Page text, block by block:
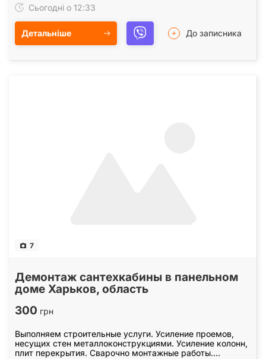
Сьогодні о 12:33
Детальніше До записника
7
Демонтаж сантехкабины в панельном
доме Харьков, область
300 грн
Выполняем строительные услуги. Усиление проемов,
несущих стен металлоконструкциями. Усиление колонн,
плит перекрытия. Сварочно монтажные работы.